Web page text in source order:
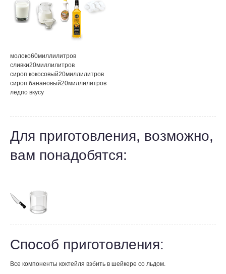
молоко60миллилитров
сливки20миллилитров
сироп кокосовый20миллилитров
сироп банановый20миллилитров
ледпо вкусу
Для приготовления, возможно,
вам понадобятся:
Способ приготовления:
Все компоненты коктейля взбить в шейкере со льдом.